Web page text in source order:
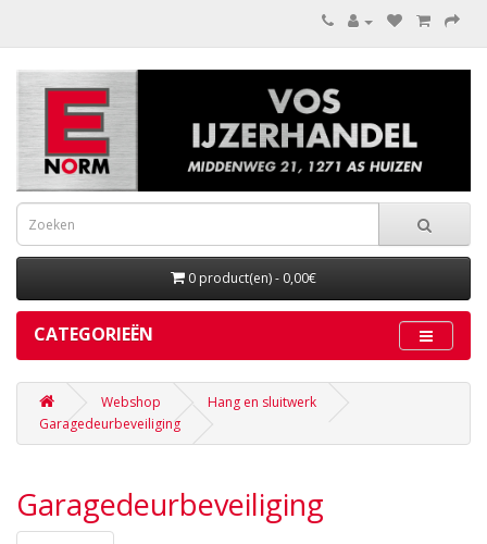
0 product(en) - 0,00€
CATEGORIEËN
Webshop
Hang en sluitwerk
Garagedeurbeveiliging
Garagedeurbeveiliging